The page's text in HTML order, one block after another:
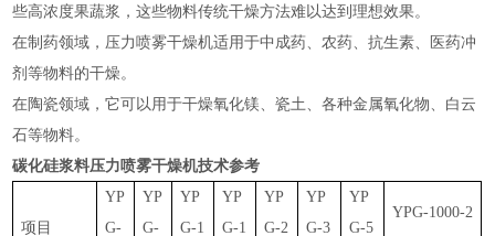
些高浓度果蔬浆，这些物料传统干燥方法难以达到理想效果‌。
在制药领域，压力喷雾干燥机适用于中成药、农药、抗生素、医药冲
剂等物料的干燥‌。
在陶瓷领域，它可以用于干燥氧化镁、瓷土、各种金属氧化物、白云
石等物料‌。
碳化硅浆料压力喷雾干燥机技术参考
项目
YP
G-
YP
G-
YP
G-1
YP
G-1
YP
G-2
YP
G-3
YP
G-5
YPG-1000-2